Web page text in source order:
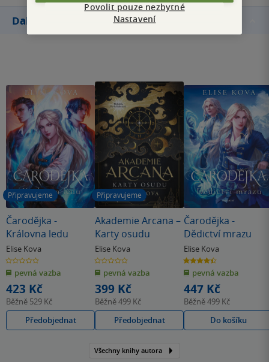
Další knihy autora
Připravujeme
Čarodějka -
Královna ledu
Elise Kova
0.0
z
5
hvězdiček
pevná vazba
423 Kč
Běžně 529 Kč
Předobjednat
Připravujeme
Akademie Arcana –
Karty osudu
Elise Kova
0.0
z
5
hvězdiček
pevná vazba
399 Kč
Běžně499 Kč
Předobjednat
Čarodějka -
Dědictví mrazu
Elise Kova
4.4
z
5
hvězdiček
pevná vazba
447 Kč
Běžně499 Kč
Do košíku
Všechny knihy autora
Povolit pouze nezbytné
Nastavení